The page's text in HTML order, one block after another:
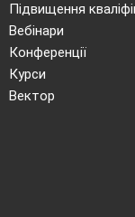
Точні
Підвищення
Вебінари
Конференції
Курси
Вектор